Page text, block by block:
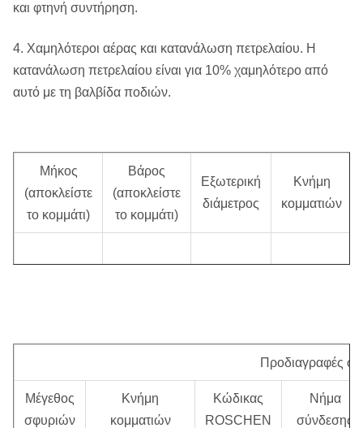
και φτηνή συντήρηση.
4. Χαμηλότεροι αέρας και κατανάλωση πετρελαίου. Η
κατανάλωση πετρελαίου είναι για 10% χαμηλότερο από
αυτό με τη βαλβίδα ποδιών.
Μήκος
(αποκλείστε
το κομμάτι)
Βάρος
(αποκλείστε
το κομμάτι)
Εξωτερική
διάμετρος
Κνήμη
κομματιών
Πίεση
εργασίας
αντίκτυπου
σε 0,5 MPA
Συνιστώμενη
περιστροφική ταχύτητα
Προδιαγραφές
Μέγεθος
σφυριών
Κνήμη
κομματιών
Κώδικας
ROSCHEN
Νήμα
σύνδεσης